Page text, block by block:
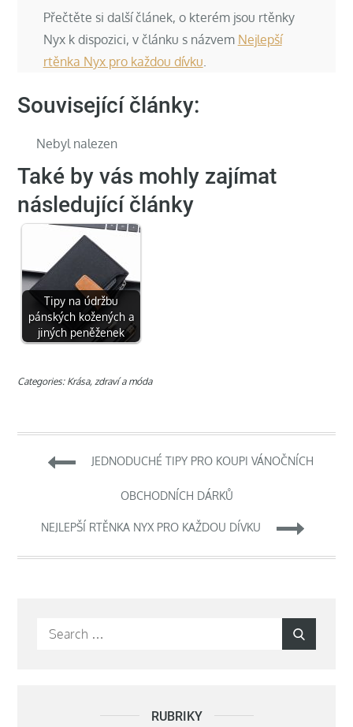
Přečtěte si další článek, o kterém jsou rtěnky
Nyx k dispozici, v článku s názvem Nejlepší
rtěnka Nyx pro každou dívku
Související články:
Nebyl nalezen
Také by vás mohly zajímat
následující články
Tipy na údržbu
pánských kožených a
jiných peněženek
Categories: Krása, zdraví a móda
Navigace
příspěvek
JEDNODUCHÉ TIPY PRO KOUPI VÁNOČNÍCH
OBCHODNÍCH DÁRKŮ
NEJLEPŠÍ RTĚNKA NYX PRO KAŽDOU DÍVKU
Search
RUBRIKY